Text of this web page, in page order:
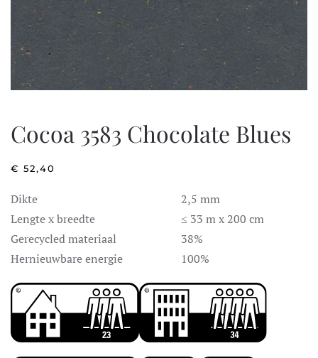
Cocoa 3583 Chocolate Blues
€ 52,40
Dikte
2,5 mm
Lengte x breedte
≤ 33 m x 200 cm
Gerecycled materiaal
38%
Hernieuwbare energie
100%